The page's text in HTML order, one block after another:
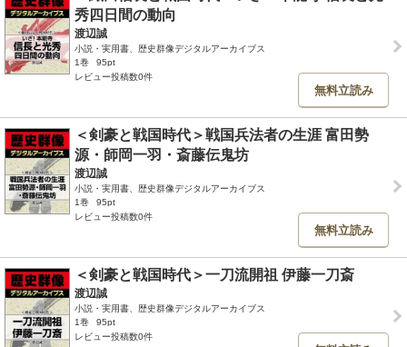
秀四日間の動向
渡辺誠
小説・実用書、歴史群像デジタルアーカイブス
1巻
95pt
レビュー投稿数0件
無料立読み
＜剣豪と戦国時代＞戦国兵法者の生涯 富田勢
源・師岡一羽・斎藤伝鬼坊
渡辺誠
小説・実用書、歴史群像デジタルアーカイブス
1巻
95pt
レビュー投稿数0件
無料立読み
＜剣豪と戦国時代＞一刀流開祖 伊藤一刀斎
渡辺誠
小説・実用書、歴史群像デジタルアーカイブス
1巻
95pt
レビュー投稿数0件